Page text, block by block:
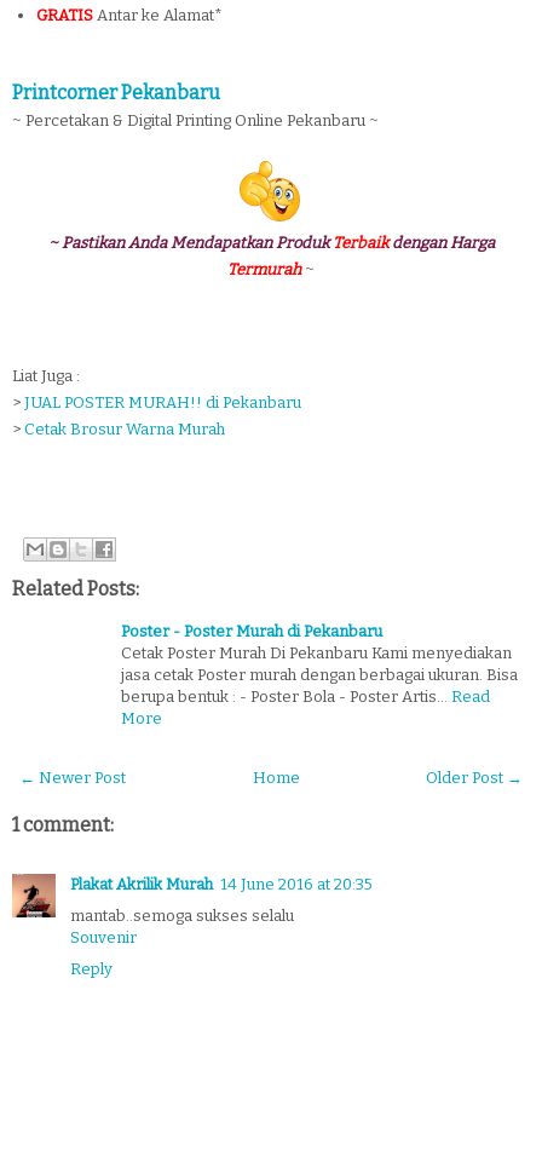
GRATIS Antar ke Alamat*
Printcorner Pekanbaru
~ Percetakan & Digital Printing Online Pekanbaru ~
~ Pastikan Anda Mendapatkan ProdukTerbaikdengan Harga
Termurah~
Liat Juga :
> JUAL POSTER MURAH!! di Pekanbaru
> Cetak Brosur Warna Murah
Related Posts:
Poster - Poster Murah di Pekanbaru
Cetak Poster Murah Di Pekanbaru Kami menyediakan
jasa cetak Poster murah dengan berbagai ukuran. Bisa
berupa bentuk : - Poster Bola - Poster Artis…
Read
More
← Newer Post Older Post →
Home
1 comment:
Plakat Akrilik Murah 14 June 2016 at 20:35
mantab..semoga sukses selalu
Souvenir
Reply